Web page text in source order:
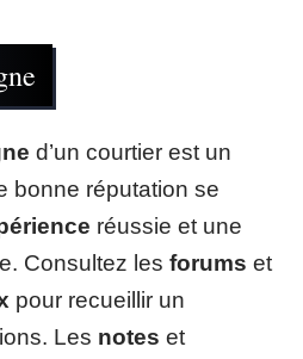
d’un courtier est un
bonne réputation se
réussie et une
Consultez les forums et
pour recueillir un
Les notes et